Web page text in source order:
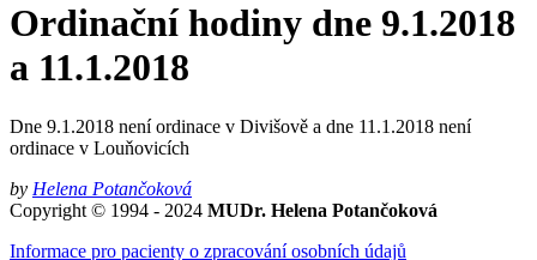
Ordinační hodiny dne 9.1.2018
a 11.1.2018
Dne 9.1.2018 není ordinace v Divišově a dne 11.1.2018 není
ordinace v Louňovicích
by Helena Potančoková
Copyright © 1994 - 2024 MUDr. Helena Potančoková
Informace pro pacienty o zpracování osobních údajů